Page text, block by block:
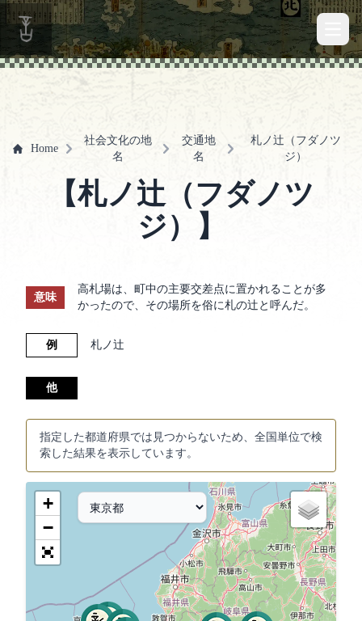
Home
社会文化の地
名
交通地
名
札ノ辻（フダノツ
ジ）
【札ノ辻（フダノツ
ジ）】
意味
高札場は、町中の主要交差点に置かれることが多
かったので、その場所を俗に札の辻と呼んだ。
例 札ノ辻
他
指定した都道府県では見つからないため、全国単位で検
索した結果を表示しています。
+
−